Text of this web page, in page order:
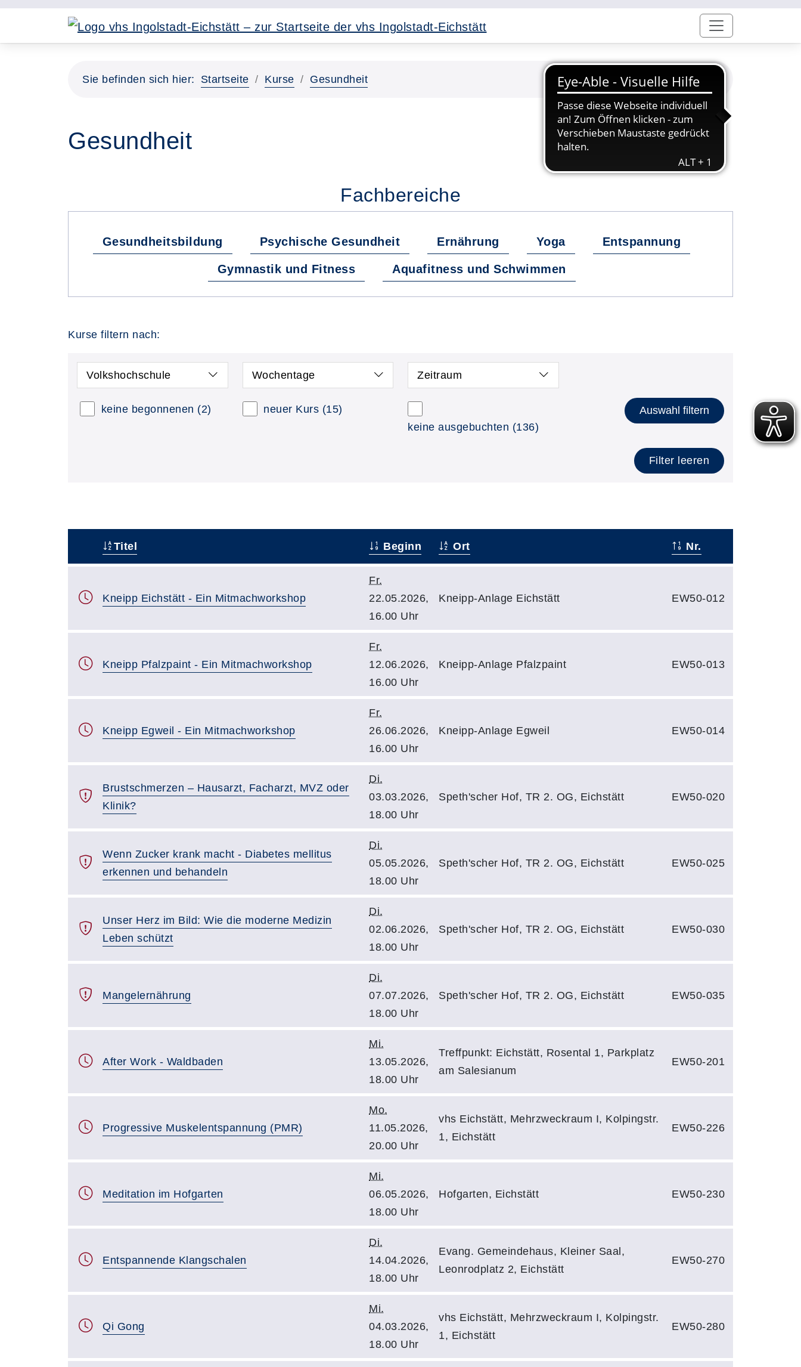
Sie befinden sich hier: Startseite Kurse Gesundheit
Gesundheit
Fachbereiche
Gesundheitsbildung Psychische Gesundheit Ernährung Yoga Entspannung
Gymnastik und Fitness Aquafitness und Schwimmen
Kurse filtern nach:
Volkshochschule Wochentage Zeitraum
keine begonnenen (2) neuer Kurs (15)
keine ausgebuchten (136)
Auswahl filtern
Filter leeren
Titel Beginn Ort Nr.
Kneipp Eichstätt - Ein Mitmachworkshop
Fr.
22.05.2026,
16.00 Uhr
Kneipp-Anlage Eichstätt EW50-012
Kneipp Pfalzpaint - Ein Mitmachworkshop
Fr.
12.06.2026,
16.00 Uhr
Kneipp-Anlage Pfalzpaint EW50-013
Kneipp Egweil - Ein Mitmachworkshop
Fr.
26.06.2026,
16.00 Uhr
Kneipp-Anlage Egweil EW50-014
Brustschmerzen – Hausarzt, Facharzt, MVZ oder
Klinik?
Di.
03.03.2026,
18.00 Uhr
Speth'scher Hof, TR 2. OG, Eichstätt EW50-020
Wenn Zucker krank macht - Diabetes mellitus
erkennen und behandeln
Di.
05.05.2026,
18.00 Uhr
Speth'scher Hof, TR 2. OG, Eichstätt EW50-025
Unser Herz im Bild: Wie die moderne Medizin
Leben schützt
Di.
02.06.2026,
18.00 Uhr
Speth'scher Hof, TR 2. OG, Eichstätt EW50-030
Mangelernährung
Di.
07.07.2026,
18.00 Uhr
Speth'scher Hof, TR 2. OG, Eichstätt EW50-035
After Work - Waldbaden
Mi.
13.05.2026,
18.00 Uhr
Treffpunkt: Eichstätt, Rosental 1, Parkplatz
am Salesianum
EW50-201
Progressive Muskelentspannung (PMR)
Mo.
11.05.2026,
20.00 Uhr
vhs Eichstätt, Mehrzweckraum I, Kolpingstr.
1, Eichstätt
EW50-226
Meditation im Hofgarten
Mi.
06.05.2026,
18.00 Uhr
Hofgarten, Eichstätt EW50-230
Entspannende Klangschalen
Di.
14.04.2026,
18.00 Uhr
Evang. Gemeindehaus, Kleiner Saal,
Leonrodplatz 2, Eichstätt
EW50-270
Qi Gong
Mi.
04.03.2026,
18.00 Uhr
vhs Eichstätt, Mehrzweckraum I, Kolpingstr.
1, Eichstätt
EW50-280